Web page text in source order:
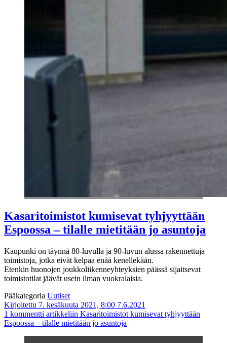
Kasaritoimistot kumisevat tyhjyyttään
Espoossa – tilalle mietitään jo asuntoja
Kaupunki on täynnä 80-luvulla ja 90-luvun alussa rakennettuja
toimistoja, jotka eivät kelpaa enää kenellekään.
Etenkin huonojen joukkoliikenneyhteyksien päässä sijaitsevat
toimistotilat jäävät usein ilman vuokralaisia.
Pääkategoria Uutiset
Kirjoitettu 7. kesäkuuta 2021, 8:00 7.6.2021
1 kommentti artikkeliin Kasaritoimistot kumisevat tyhjyyttään
Espoossa – tilalle mietitään jo asuntoja